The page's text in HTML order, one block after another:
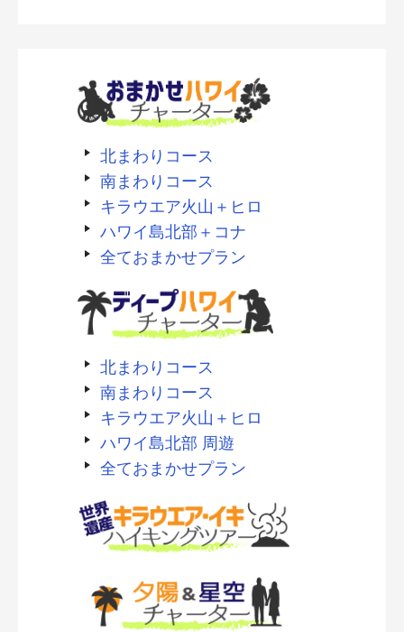
北まわりコース
南まわりコース
キラウエア火山＋ヒロ
ハワイ島北部＋コナ
全ておまかせプラン
北まわりコース
南まわりコース
キラウエア火山＋ヒロ
ハワイ島北部 周遊
全ておまかせプラン